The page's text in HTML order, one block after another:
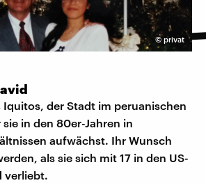
© privat
Iquitos, der Stadt im peruanischen
in den 80er-Jahren in
aufwächst. Ihr Wunsch
als sie sich mit 17 in den US-
verliebt.